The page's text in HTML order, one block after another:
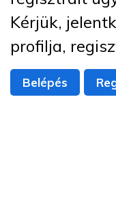
Kérjük,
profilja,
Belépés